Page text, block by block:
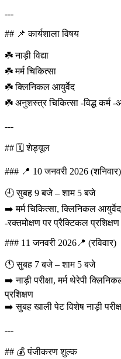
---
## 📌 कार्यशाला विषय
☘️ नाड़ी विद्या
☘️ मर्म चिकित्सा
☘️ क्लिनिकल आयुर्वेद
☘️ अनुशस्त्र चिकित्सा -विद्ध कर्म -
---
## 🗓️ शेड्यूल
### 📍 10 जनवरी 2026 (शनिवार)
🕘 सुबह 9 बजे – शाम 5 बजे
➡️ मर्म चिकित्सा, क्लिनिकल
-रक्तमोक्षण पर प्रैक्टिकल प्रशिक्षण
### 11 जनवरी 2026📍 (रविवार)
🕚 सुबह 7 बजे – शाम 5 बजे
➡️ नाड़ी परीक्षा, मर्म थेरेपी
प्रशिक्षण
➡️ सुबह खाली पेट विशेष नाड़ी
---
## 💰 पंजीकरण शुल्क